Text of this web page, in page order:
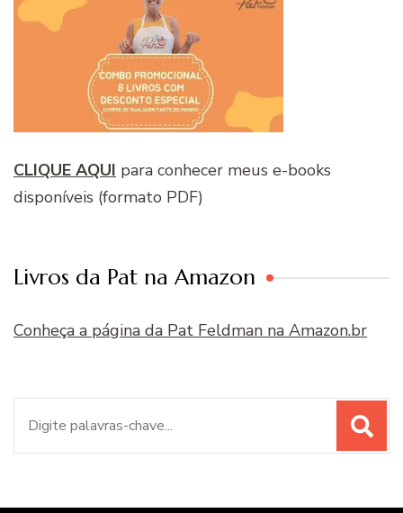
CLIQUE AQUI para conhecer meus e-books
disponíveis (formato PDF)
Livros da Pat na Amazon
Conheça a página da Pat Feldman na Amazon.br